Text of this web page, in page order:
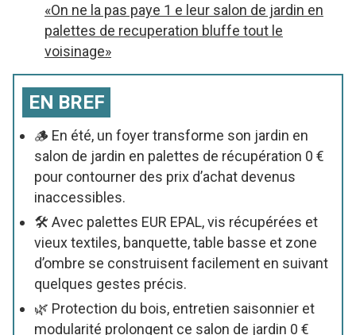
«On ne la pas paye 1 e leur salon de jardin en
palettes de recuperation bluffe tout le
voisinage»
EN BREF
🪵 En été, un foyer transforme son jardin en
salon de jardin en palettes de récupération 0 €
pour contourner des prix d’achat devenus
inaccessibles.
🛠️ Avec palettes EUR EPAL, vis récupérées et
vieux textiles, banquette, table basse et zone
d’ombre se construisent facilement en suivant
quelques gestes précis.
🌿 Protection du bois, entretien saisonnier et
modularité prolongent ce salon de jardin 0 €